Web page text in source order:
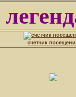
счетчик